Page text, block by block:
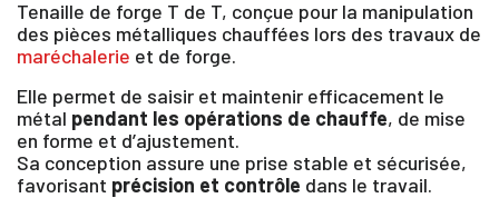
Tenaille de forge T de T, conçue pour la manipulation
des pièces métalliques chauffées lors des travaux de
maréchalerie et de forge.
Elle permet de saisir et maintenir efficacement le
métal pendant les opérations de chauffe, de mise
en forme et d’ajustement.
Sa conception assure une prise stable et sécurisée,
favorisant précision et contrôle dans le travail.